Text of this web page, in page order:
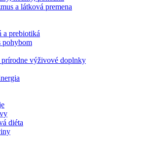
a látková premena
a prebiotiká
pohybom
prírodne výživové doplnky
diéta